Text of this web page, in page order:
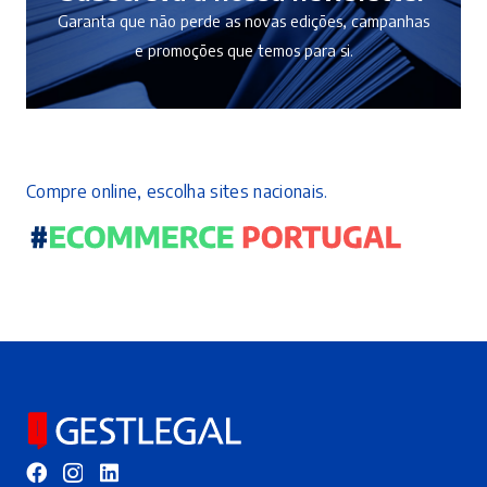
Garanta que não perde as novas edições, campanhas
e promoções que temos para si.
Compre online, escolha sites nacionais.